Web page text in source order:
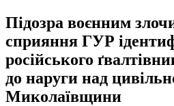
Підозра воєнним
сприяння ГУР
російського
до наруги над
Миколаївщини